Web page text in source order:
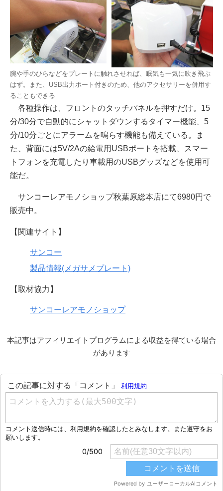
腕や手のひらなどをプレートに触れさせれば、眠気も一気に吹き飛ぶ
はず。また、USB出力ポート付きのため、他のアクセサリーを併用す
ることもできる
各種操作は、フロントのタッチパネルを押すだけ。15
分/30分で自動的にシャットダウンするタイマー機能、5
分/10分ごとにアラームを鳴らす機能も備えている。ま
た、背面には5V/2Aの給電用USBポートを搭載、スマー
トフォンを充電したり車載用のUSBグッズなどを使用可
能だ。
サンコーレアモノショップ秋葉原総本店にて6980円で
販売中。
【関連サイト】
サンコー
製品情報(メガサメプレート)
【取材協力】
サンコーレアモノショップ
本記事はアフィリエイトプログラムによる収益を得ている場合
があります